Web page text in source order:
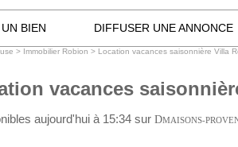
BIEN DIFFUSER UNE ANNONCE
> Immobilier Robion > Location vacances saisonnière Villa
vacances
aujourd'hui à 15:34 sur DMAISONS-